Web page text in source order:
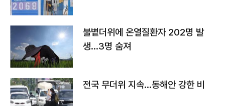
불볕더위에 온열질환자 202명 발
생…3명 숨져
전국 무더위 지속…동해안 강한 비